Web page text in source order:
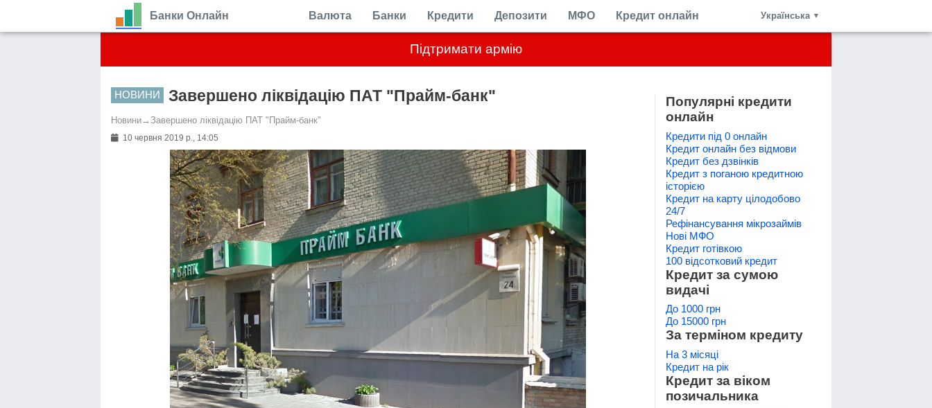
Підтримати армію
Банки Онлайн Валюта Банки Кредити Депозити МФО Кредит онлайн Українська ▼
НОВИНИ Завершено ліквідацію ПАТ "Прайм-банк"
Новини→ Завершено ліквідацію ПАТ "Прайм-банк"
10 червня 2019 р., 14:05
Популярні кредити
онлайн
Кредити під 0 онлайн
Кредит онлайн без відмови
Кредит без дзвінків
Кредит з поганою кредитною
історією
Кредит на карту цілодобово
24/7
Рефінансування мікрозаймів
Нові МФО
Кредит готівкою
100 відсотковий кредит
Кредит за сумою
видачі
До 1000 грн
До 15000 грн
За терміном кредиту
На 3 місяці
Кредит на рік
Кредит за віком
позичальника